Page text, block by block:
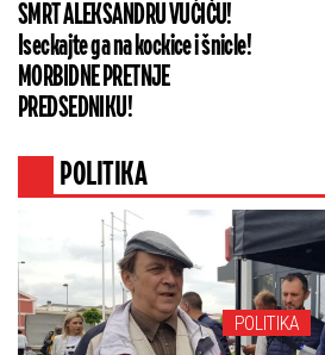
SMRT ALEKSANDRU VUČIĆU!
Iseckajte ga na kockice i šnicle!
MORBIDNE PRETNJE
PREDSEDNIKU!
POLITIKA
POLITIKA